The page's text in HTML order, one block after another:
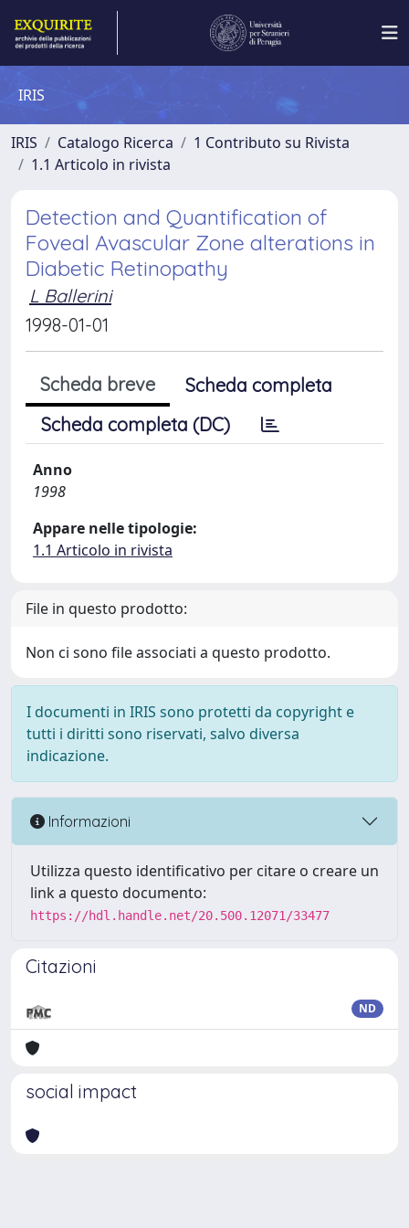
IRIS
IRIS Catalogo Ricerca
1 Contributo su Rivista
1.1 Articolo in rivista
Detection and Quantification of
Foveal Avascular Zone alterations in
Diabetic Retinopathy
L Ballerini
1998-01-01
Scheda breve
Scheda completa
Scheda completa (DC)
Anno
1998
Appare nelle tipologie:
1.1 Articolo in rivista
File in questo prodotto:
Non ci sono file associati a questo prodotto.
I documenti in IRIS sono protetti da copyright e
tutti i diritti sono riservati, salvo diversa
indicazione.
Informazioni
Utilizza questo identificativo per citare o creare un
link a questo documento:
https://hdl.handle.net/20.500.12071/33477
Citazioni
ND
social impact